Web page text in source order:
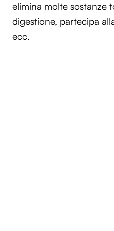
elimina molte sostanze
digestione, partecipa
ecc.